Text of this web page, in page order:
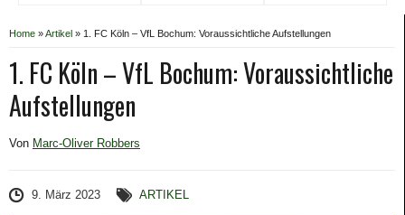
Home »Artikel » 1. FC Köln – VfL Bochum: Voraussichtliche Aufstellungen
1. FC Köln – VfL Bochum: Voraussichtliche
Aufstellungen
Von Marc-Oliver Robbers
9. März 2023 ARTIKEL